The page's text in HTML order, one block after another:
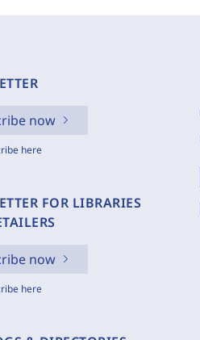
now
here
FOR LIBRARIES
now
here